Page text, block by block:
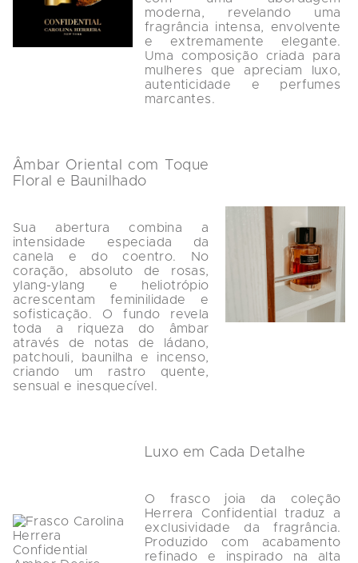
moderna, revelando uma
fragrância intensa, envolvente
e extremamente elegante.
Uma composição criada para
mulheres que apreciam luxo,
autenticidade e perfumes
Âmbar Oriental com Toque
Floral e Baunilhado
Sua abertura combina a
intensidade especiada da
canela e do coentro. No
coração, absoluto de rosas,
ylang-ylang e heliotrópio
acrescentam feminilidade e
sofisticação. O fundo revela
toda a riqueza do âmbar
através de notas de ládano,
patchouli, baunilha e incenso,
criando um rastro quente,
Luxo em Cada Detalhe
O frasco joia da coleção
Herrera Confidential traduz a
exclusividade da fragrância.
Produzido com acabamento
refinado e inspirado na alta